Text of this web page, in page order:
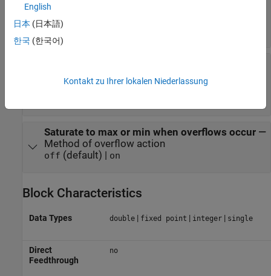
Initial condition for previous output
condition for previous output
0.0(default) | scalar
fixed-point operations
Floor(default) |Ceiling |Convergent
Saturate to max or min when overflows occur—
Method of overflow action
off (default) | on
Block Characteristics
Data Types double| fixed point | integer| single
Direct
Feedthrough
no
English
日本 (日本語)
한국 (한국어)
Kontakt zu Ihrer lokalen Niederlassung